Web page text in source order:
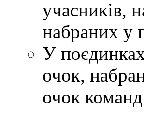
учасників,
набраних у
У
очок,
очок